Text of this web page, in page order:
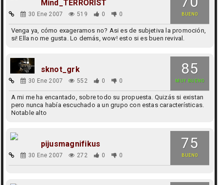
BUENO
Mind_TERRORIST
30 Ene 2007 519 0 0
Venga ya, cómo exageramos no? Asi es de subjetiva la promoción,
si! Ella no me gusta. Lo demás, wow! esto si es buen revival.
85
MUY BUENO
sknot_grk
30 Ene 2007 552 0 0
A mi me ha encantado, sobre todo su propuesta. Quizás si existan
pero nunca había escuchado a un grupo con estas características.
Notable alto
75
BUENO
pijusmagnifikus
30 Ene 2007 272 0 0